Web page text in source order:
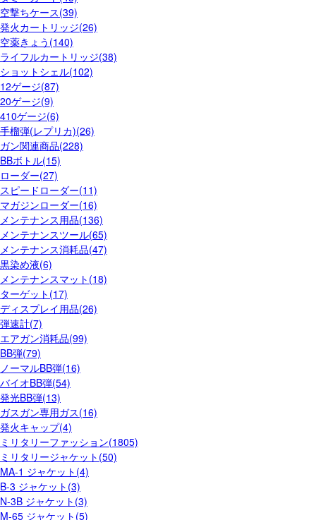
空撃ちケース(39)
発火カートリッジ(26)
空薬きょう(140)
ライフルカートリッジ(38)
ショットシェル(102)
12ゲージ(87)
20ゲージ(9)
410ゲージ(6)
手榴弾(レプリカ)(26)
ガン関連商品(228)
BBボトル(15)
ローダー(27)
スピードローダー(11)
マガジンローダー(16)
メンテナンス用品(136)
メンテナンスツール(65)
メンテナンス消耗品(47)
黒染め液(6)
メンテナンスマット(18)
ターゲット(17)
ディスプレイ用品(26)
弾速計(7)
エアガン消耗品(99)
BB弾(79)
ノーマルBB弾(16)
バイオBB弾(54)
発光BB弾(13)
ガスガン専用ガス(16)
発火キャップ(4)
ミリタリーファッション(1805)
ミリタリージャケット(50)
MA-1 ジャケット(4)
B-3 ジャケット(3)
N-3B ジャケット(3)
M-65 ジャケット(5)